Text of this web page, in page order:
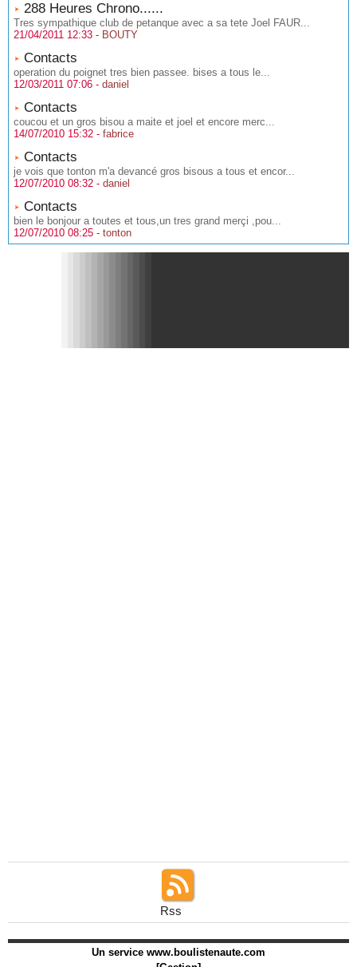
288 Heures Chrono......
Tres sympathique club de petanque avec a sa tete Joel FAUR...
21/04/2011 12:33 - BOUTY
Contacts
operation du poignet tres bien passee. bises a tous le...
12/03/2011 07:06 - daniel
Contacts
coucou et un gros bisou a maite et joel et encore merc...
14/07/2010 15:32 - fabrice
Contacts
je vois que tonton m'a devancé gros bisous a tous et encor...
12/07/2010 08:32 - daniel
Contacts
bien le bonjour a toutes et tous,un tres grand merçi ,pou...
12/07/2010 08:25 - tonton
Rss
Un service www.boulistenaute.com